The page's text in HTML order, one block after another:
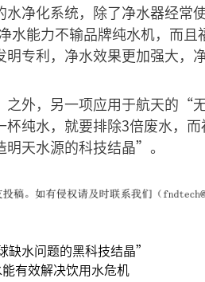
净化系统，除了净水器经常
水能力不输品牌纯水机，而
专利，净水效果更加强大，
外，另一项应用于航天的“
纯水，就要排除3倍废水，
天水源的科技结晶”。
缺水问题的黑科技结晶”
有效解决饮用水危机